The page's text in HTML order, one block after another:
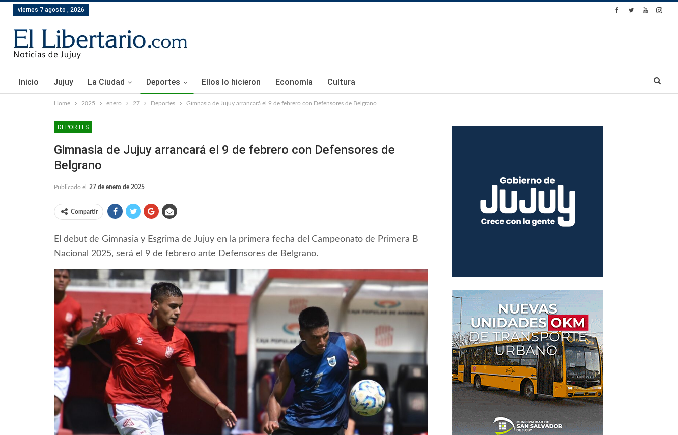
viernes 7 agosto , 2026
Inicio Jujuy La Ciudad Deportes Ellos lo hicieron Economía Cultura
Home 2025 enero 27 Deportes Gimnasia de Jujuy arrancará el 9 de febrero con Defensores de Belgrano
DEPORTES
Gimnasia de Jujuy arrancará el 9 de febrero con Defensores de
Belgrano
Publicado el 27 de enero de 2025
Compartir
El debut de Gimnasia y Esgrima de Jujuy en la primera fecha del Campeonato de Primera B
Nacional 2025, será el 9 de febrero ante Defensores de Belgrano.